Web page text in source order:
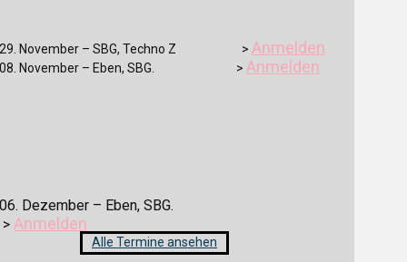
08. November – Eben, SBG. > Anmelden
29. November – SBG, Techno Z > Anmelden
06. Dezember – Eben, SBG.
> Anmelden
Alle Termine ansehen